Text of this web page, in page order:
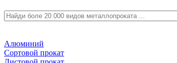
Алюминий
Сортовой прокат